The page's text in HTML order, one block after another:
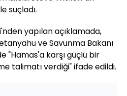
suçladı.
yapılan açıklamada,
ve Savunma Bakanı
"Hamas'a karşı güçlü bir
talimatı verdiği" ifade edildi.